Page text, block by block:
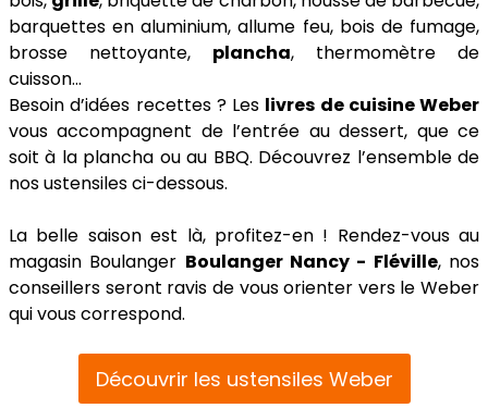
barquettes en aluminium, allume feu, bois de fumage,
brosse nettoyante, plancha, thermomètre de
cuisson…
Besoin d’idées recettes ? Les livres de cuisine Weber
vous accompagnent de l’entrée au dessert, que ce
soit à la plancha ou au BBQ. Découvrez l’ensemble de
nos ustensiles ci-dessous.
La belle saison est là, profitez-en ! Rendez-vous au
magasin Boulanger Boulanger Nancy - Fléville, nos
conseillers seront ravis de vous orienter vers le Weber
qui vous correspond.
Découvrir les ustensiles Weber